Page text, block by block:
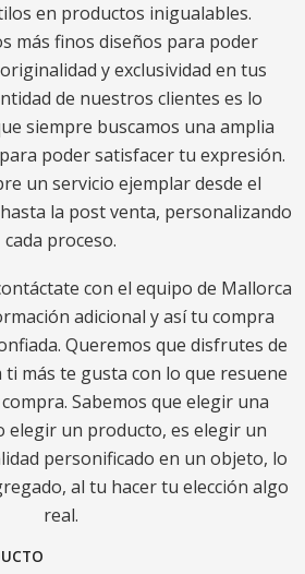
en productos inigualables.
más finos diseños para poder
y exclusividad en tus
de nuestros clientes es lo
siempre buscamos una amplia
poder satisfacer tu expresión.
un servicio ejemplar desde el
la post venta, personalizando
cada proceso.
con el equipo de Mallorca
adicional y así tu compra
Queremos que disfrutes de
más te gusta con lo que resuene
Sabemos que elegir una
elegir un producto, es elegir un
personificado en un objeto, lo
al tu hacer tu elección algo
real.